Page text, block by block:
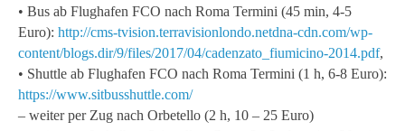
• Bus ab Flughafen FCO nach Roma Termini (45 min, 4-5
Euro): http://cms-tvision.terravisionlondo.netdna-cdn.com/wp-
content/blogs.dir/9/files/2017/04/cadenzato_fiumicino-2014.pdf,
• Shuttle ab Flughafen FCO nach Roma Termini (1 h, 6-8 Euro):
https://www.sitbusshuttle.com/
– weiter per Zug nach Orbetello (2 h, 10 – 25 Euro)